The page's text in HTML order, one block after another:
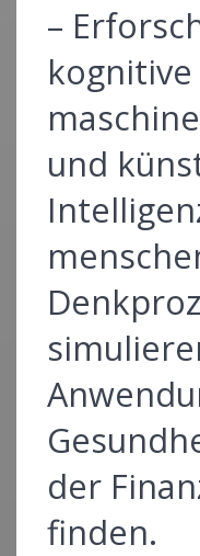
–
und
der
finden.